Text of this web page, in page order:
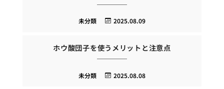
2025.08.09
未分類
ホウ酸団子を使うメリットと注意点
2025.08.08
未分類